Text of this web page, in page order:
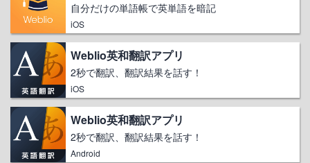
自分だけの単語帳で英単語を暗記
iOS
Weblio英和翻訳アプリ
2秒で翻訳、翻訳結果を話す！
iOS
Weblio英和翻訳アプリ
2秒で翻訳、翻訳結果を話す！
Android